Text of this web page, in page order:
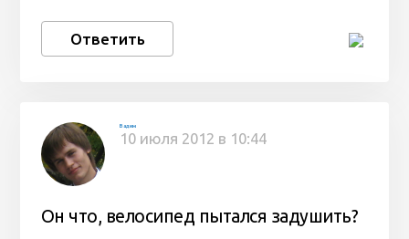
Ответить
Вадим
10 июля 2012 в 10:44
Он что, велосипед пытался задушить?